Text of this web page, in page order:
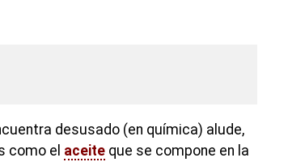
desusado (en química) alude,
como el aceite que se compone en la